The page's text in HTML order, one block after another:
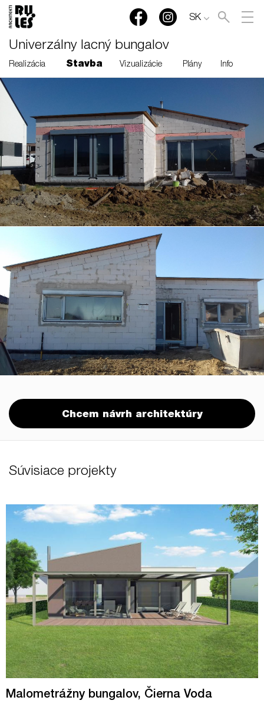
SK
Univerzálny lacný bungalov
Realizácia Stavba Vizualizácie Plány Info
Chcem návrh architektúry
Súvisiace projekty
Malometrážny bungalov, Čierna Voda
RULES, s.r.o., Klincová
37/B, 821 08 Bratislava,
Slovensko
© RULES, s.r.o.